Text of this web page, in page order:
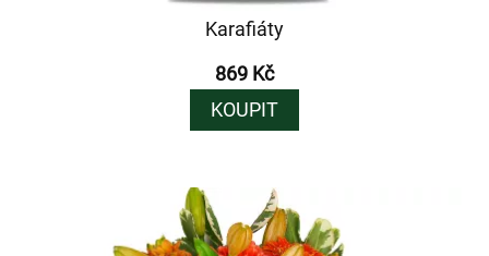
Karafiáty
869 Kč
KOUPIT